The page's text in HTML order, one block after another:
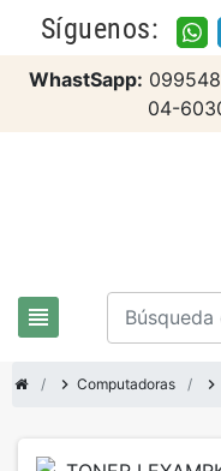
Síguenos:
WhastSapp:
04-
view_headline
chevron_right Computadoras chevron_right